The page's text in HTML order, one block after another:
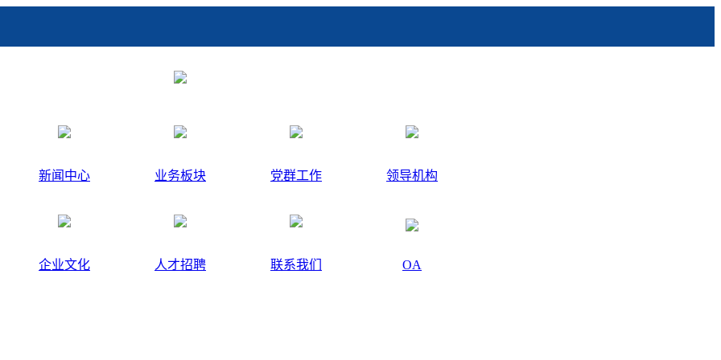
新闻中心 业务板块 党群工作 领导机构
企业文化 人才招聘 联系我们 OA